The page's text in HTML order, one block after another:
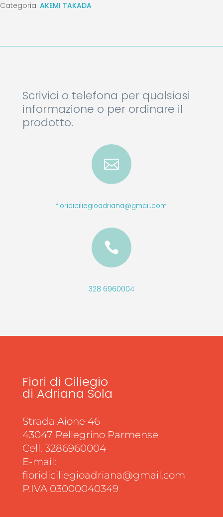
Categoria: AKEMI TAKADA
Scrivici o telefona per qualsiasi
informazione o per ordinare il
prodotto.

fioridiciliegioadriana@gmail.com

328 6960004
Fiori di Ciliegio
di Adriana Sola
Strada Aione 46
43047 Pellegrino Parmense
Cell. 3286960004
E-mail:
fioridiciliegioadriana@gmail.com
P.IVA 03000040349